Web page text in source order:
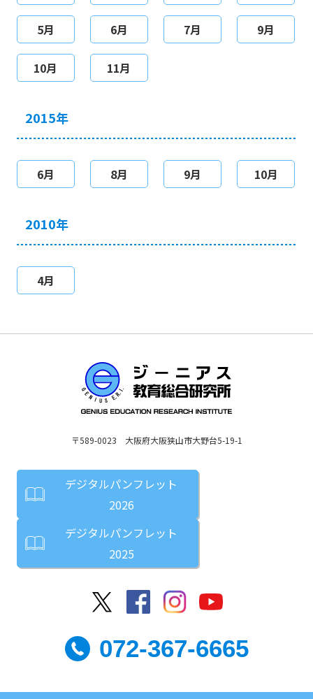
5月 6月 7月 9月
10月 11月
2015年
6月 8月 9月 10月
2010年
4月
〒589-0023 大阪府大阪狭山市大野台5-19-1
デジタルパンフレット
2026
デジタルパンフレット
2025
072-367-6665